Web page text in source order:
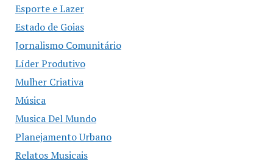
Esporte e Lazer
Estado de Goias
Jornalismo Comunitário
Líder Produtivo
Mulher Criativa
Música
Musica Del Mundo
Planejamento Urbano
Relatos Musicais